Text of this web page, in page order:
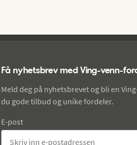
Få nyhetsbrev med Ving-venn-
Meld deg på nyhetsbrevet og bli en
du gode tilbud og unike fordeler.
E-post